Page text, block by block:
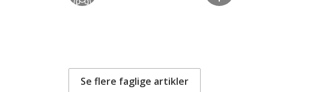
Se flere faglige artikler